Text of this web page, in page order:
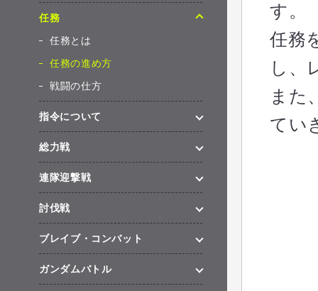
任務
任務とは
任務の進め方
戦闘の仕方
指令について
総力戦
連隊迎撃戦
討伐戦
ブレイブ・コンバット
ガンダムバトル
す。
任務
し、
また
てい